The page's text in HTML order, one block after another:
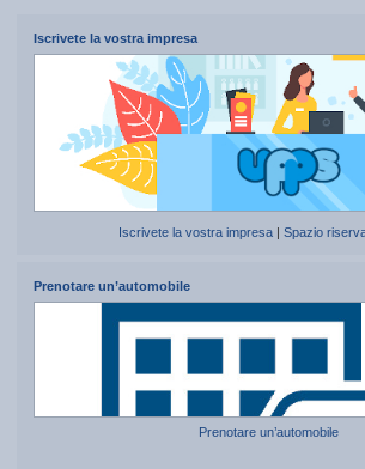
Iscrivete la vostra impresa
Iscrivete la vostra impresa |Spazio
Prenotare un’automobile
Prenotare un’automobile